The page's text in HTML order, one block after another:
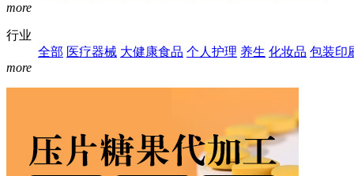
more
行业
全部 医疗器械 大健康食品 个人护理 养生 化妆品 包装印
more